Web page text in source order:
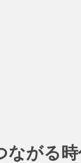
ながる